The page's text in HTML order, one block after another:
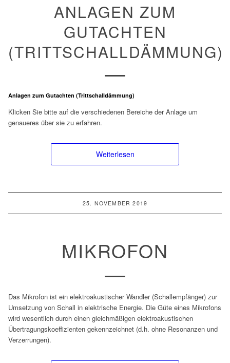
ANLAGEN ZUM
GUTACHTEN
(TRITTSCHALLDÄMMUNG)
Anlagen zum Gutachten (Trittschalldämmung)
Klicken Sie bitte auf die verschiedenen Bereiche der Anlage um
genaueres über sie zu erfahren.
Weiterlesen
25. NOVEMBER 2019
MIKROFON
Das Mikrofon ist ein elektroakustischer Wandler (Schallempfänger) zur
Umsetzung von Schall in elektrische Energie. Die Güte eines Mikrofons
wird wesentlich durch einen gleichmäßigen elektroakustischen
Übertragungskoeffizienten gekennzeichnet (d.h. ohne Resonanzen und
Verzerrungen).